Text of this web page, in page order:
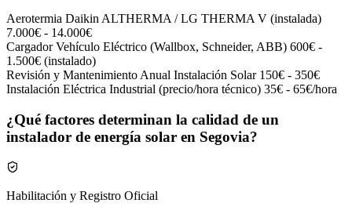
Aerotermia Daikin ALTHERMA / LG THERMA V (instalada)
7.000€ - 14.000€
Cargador Vehículo Eléctrico (Wallbox, Schneider, ABB) 600€ -
1.500€ (instalado)
Revisión y Mantenimiento Anual Instalación Solar 150€ - 350€
Instalación Eléctrica Industrial (precio/hora técnico) 35€ - 65€/hora
¿Qué factores determinan la calidad de un
instalador de energía solar en Segovia?
Habilitación y Registro Oficial